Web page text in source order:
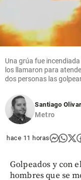
Una grúa fue
los llamaron para
dos personas las
Santiago
Metro
hace 11 horas
Golpeados y con
hombres que se